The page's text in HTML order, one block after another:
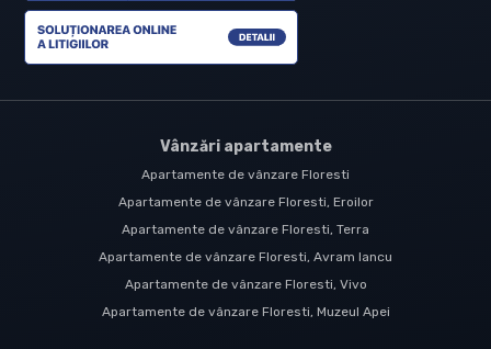
Vânzări apartamente
Apartamente de vânzare Floresti
Apartamente de vânzare Floresti, Eroilor
Apartamente de vânzare Floresti, Terra
Apartamente de vânzare Floresti, Avram Iancu
Apartamente de vânzare Floresti, Vivo
Apartamente de vânzare Floresti, Muzeul Apei